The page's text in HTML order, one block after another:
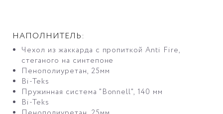
НАПОЛНИТЕЛЬ:
Чехол из жаккарда с пропиткой Anti Fire,
стеганого на синтепоне
Пенополиуретан, 25мм
Bi-Teks
Пружинная система "Bonnell", 140 мм
Bi-Teks